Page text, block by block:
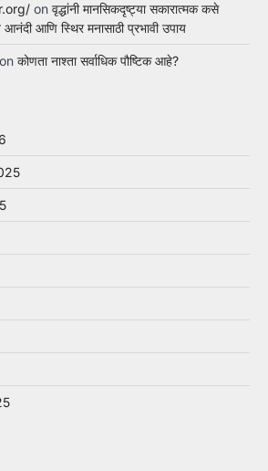
on वृद्धांनी मानसिकदृष्ट्या सकारात्मक कसे
आनंदी आणि स्थिर मनासाठी प्रभावी उपाय
on कोणता नाश्ता सर्वाधिक पौष्टिक आहे?